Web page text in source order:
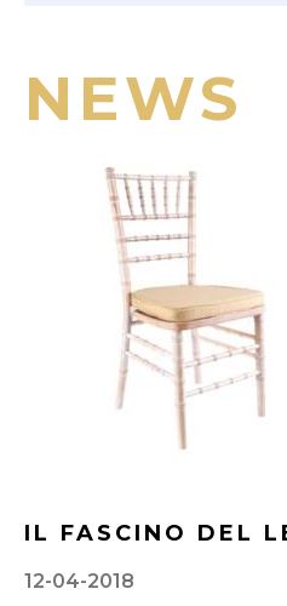
NEWS
IL FASCINO DEL
12-04-2018